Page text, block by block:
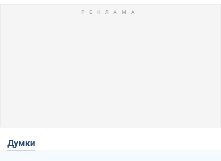
Думки